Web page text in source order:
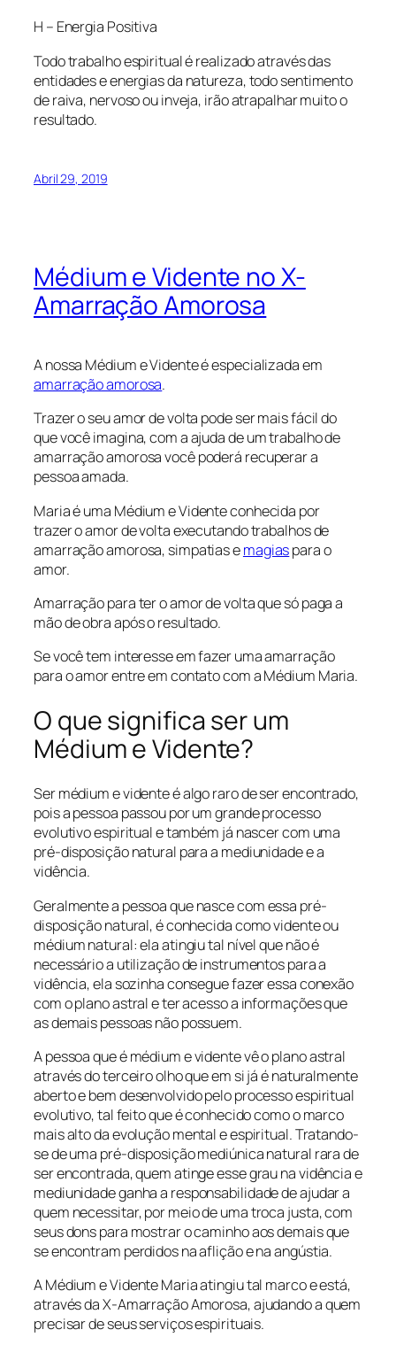
H – Energia Positiva
Todo trabalho espiritual é realizado através das
entidades e energias da natureza, todo sentimento
de raiva, nervoso ou inveja, irão atrapalhar muito o
resultado.
Abril 29, 2019
Médium e Vidente no X-
Amarração Amorosa
A nossa Médium e Vidente é especializada em
amarração amorosa.
Trazer o seu amor de volta pode ser mais fácil do
que você imagina, com a ajuda de um trabalho de
amarração amorosa você poderá recuperar a
pessoa amada.
Maria é uma Médium e Vidente conhecida por
trazer o amor de volta executando trabalhos de
amarração amorosa, simpatias emagiaspara o
amor.
Amarração para ter o amor de volta que só paga a
mão de obra após o resultado.
​Se você tem interesse em fazer uma amarração
para o amor entre em contato com a Médium Maria.
O que significa ser um
Médium e Vidente?
Ser médium e vidente é algo raro de ser encontrado,
pois a pessoa passou por um grande processo
evolutivo espiritual e também já nascer com uma
pré-disposição natural para a mediunidade e a
vidência.
Geralmente a pessoa que nasce com essa pré-
disposição natural, é conhecida como vidente ou
médium natural: ela atingiu tal nível que não é
necessário a utilização de instrumentos para a
vidência, ela sozinha consegue fazer essa conexão
com o plano astral e ter acesso a informações que
as demais pessoas não possuem.
A pessoa que é médium e vidente vê o plano astral
através do terceiro olho que em si já é naturalmente
aberto e bem desenvolvido pelo processo espiritual
evolutivo, tal feito que é conhecido como o marco
mais alto da evolução mental e espiritual. Tratando-
se de uma pré-disposição mediúnica natural rara de
ser encontrada, quem atinge esse grau na vidência e
mediunidade ganha a responsabilidade de ajudar a
quem necessitar, por meio de uma troca justa, com
seus dons para mostrar o caminho aos demais que
se encontram perdidos na aflição e na angústia.
A Médium e Vidente Maria atingiu tal marco e está,
através da X-Amarração Amorosa, ajudando a quem
precisar de seus serviços espirituais.